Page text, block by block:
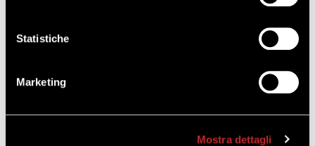
Statistiche
Marketing
Mostra dettagli
LEZIONI
Corso in presenza